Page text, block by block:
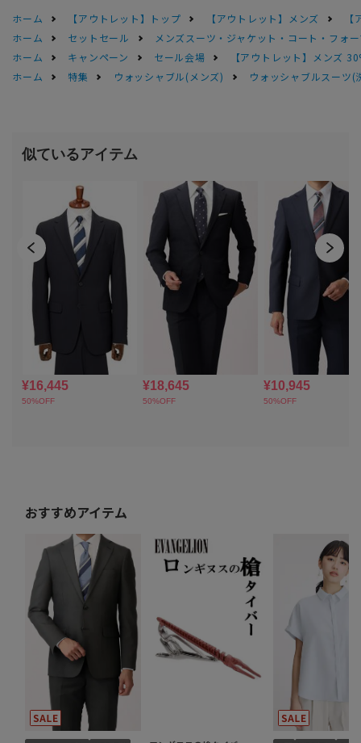
ホーム 【アウトレット】トップ 【アウトレット】メンズ
ホーム
セットセール
メンズスーツ・ジャケット・コート・フォ
ホーム
キャンペーン セール会場
【アウトレット】メンズ
ホーム
特集 ウォッシャブル(メンズ) ウォッシャブルスーツ(